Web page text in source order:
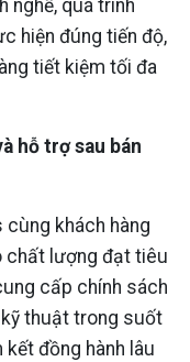
nghề, quá trình
hiện đúng tiến độ,
tiết kiệm tối đa
hỗ trợ sau bán
cùng khách hàng
chất lượng đạt tiêu
cấp chính sách
kỹ thuật trong suốt
đồng hành lâu